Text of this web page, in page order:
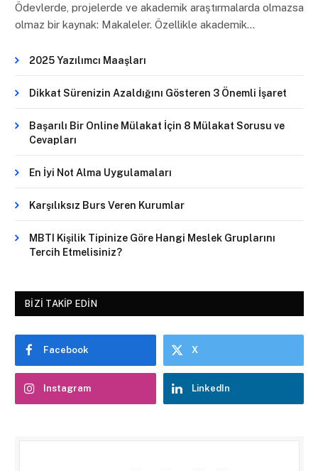
Ödevlerde, projelerde ve akademik araştırmalarda olmazsa
olmaz bir kaynak: Makaleler. Özellikle akademik…
2025 Yazılımcı Maaşları
Dikkat Sürenizin Azaldığını Gösteren 3 Önemli İşaret
Başarılı Bir Online Mülakat İçin 8 Mülakat Sorusu ve
Cevapları
En İyi Not Alma Uygulamaları
Karşılıksız Burs Veren Kurumlar
MBTI Kişilik Tipinize Göre Hangi Meslek Gruplarını
Tercih Etmelisiniz?
BIZI TAKIP EDIN
Facebook X
Instagram LinkedIn